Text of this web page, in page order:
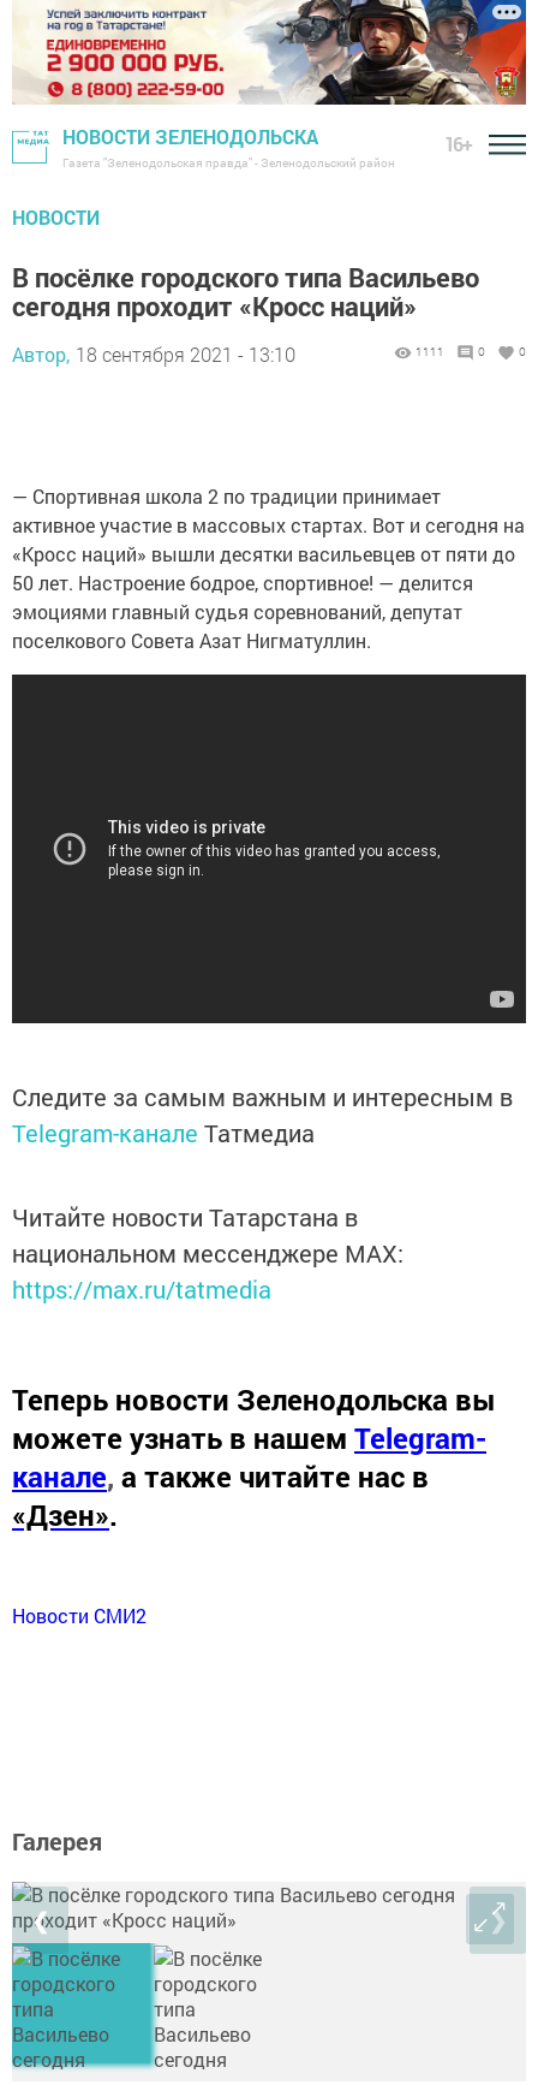
НОВОСТИ ЗЕЛЕНОДОЛЬСКА
Газета "Зеленодольская правда" - Зеленодольский район
16+
НОВОСТИ
В посёлке городского типа Васильево
сегодня проходит «Кросс наций»
Автор, 18 сентября 2021 - 13:10 1111 0 0
— Спортивная школа 2 по традиции принимает
активное участие в массовых стартах. Вот и сегодня на
«Кросс наций» вышли десятки васильевцев от пяти до
50 лет. Настроение бодрое, спортивное! — делится
эмоциями главный судья соревнований, депутат
поселкового Совета Азат Нигматуллин.
Следите за самым важным и интересным в
Telegram-канале Татмедиа
Читайте новости Татарстана в
национальном мессенджере MАХ:
https://max.ru/tatmedia
Теперь новости Зеленодольска вы
можете узнать в нашем Telegram-
канале, а также читайте нас в
«Дзен».
Новости СМИ2
Галерея
❮ ❯